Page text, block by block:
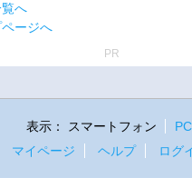
覧へ
ージへ
PR
表示： スマートフォン
PC
マイページ
ヘルプ ログ